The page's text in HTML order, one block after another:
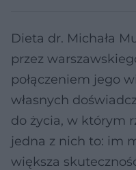
Dieta dr. Michała
przez
połączeniem jego
własnych
do życia, w którym
jedna z nich to: im
większa